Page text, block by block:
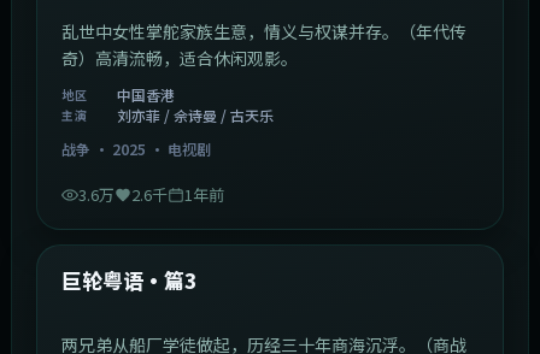
乱世中女性掌舵家族生意，情义与权谋并存。（年代传
奇）高清流畅，适合休闲观影。
地区 中国香港
主演
刘亦菲 / 佘诗曼 / 古天乐
战争 · 2025 · 电视剧
3.6万 2.6千 1年前
最新
巨轮粤语·篇3
两兄弟从船厂学徒做起，历经三十年商海沉浮。（商战